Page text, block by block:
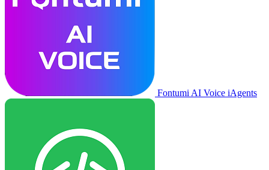
Fontumi AI Voice iAgents